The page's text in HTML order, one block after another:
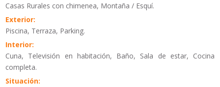
Casas Rurales con chimenea, Montaña / Esquí.
Exterior:
Piscina, Terraza, Parking.
Interior:
Cuna, Televisión en habitación, Baño, Sala de estar, Cocina
completa.
Situación: